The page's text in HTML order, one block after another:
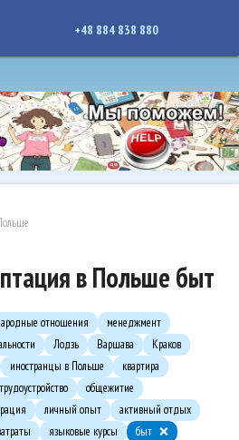
site-verification:
+48 884 838 880
в Польше быт
отношения
менеджмент
Лодзь Варшава
Краков
иностранцы в Польше
квартира
трудоустройство
общежитие
личный опыт
активный отдых
языковые курсы
быт